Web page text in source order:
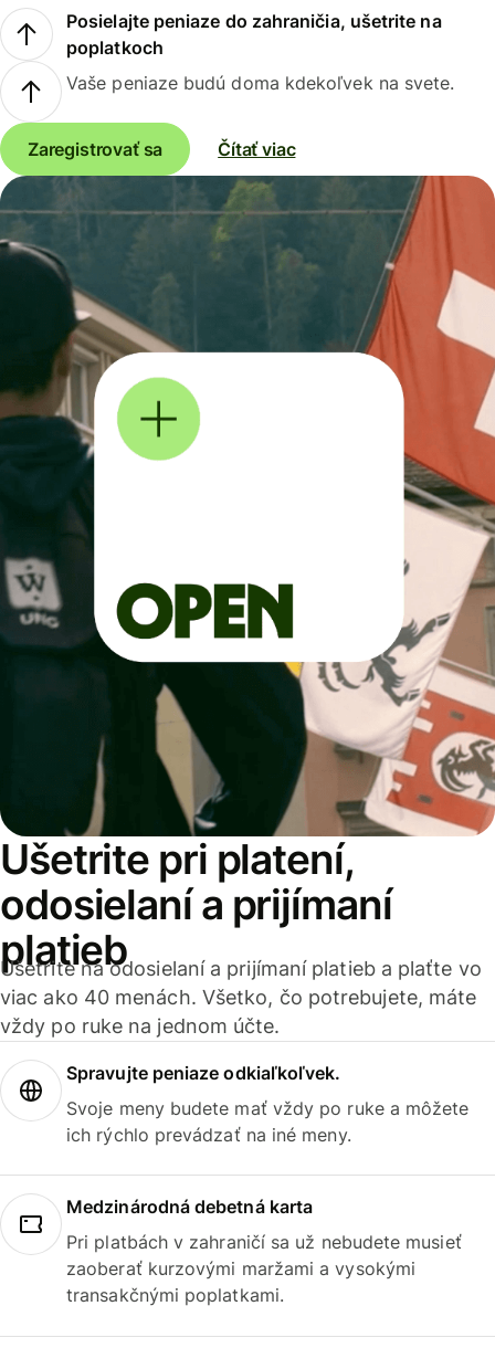
Posielajte peniaze do zahraničia, ušetrite na
poplatkoch
Vaše peniaze budú doma kdekoľvek na svete.
Zaregistrovať sa Čítať viac
Ušetrite pri platení,
odosielaní a prijímaní
platieb
Ušetrite na odosielaní a prijímaní platieb a plaťte vo
viac ako 40 menách. Všetko, čo potrebujete, máte
vždy po ruke na jednom účte.
Spravujte peniaze odkiaľkoľvek.
Svoje meny budete mať vždy po ruke a môžete
ich rýchlo prevádzať na iné meny.
Medzinárodná debetná karta
Pri platbách v zahraničí sa už nebudete musieť
zaoberať kurzovými maržami a vysokými
transakčnými poplatkami.